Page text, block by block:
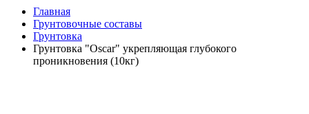
Главная
Грунтовочные составы
Грунтовка
Грунтовка "Oscar" укрепляющая глубокого
проникновения (10кг)